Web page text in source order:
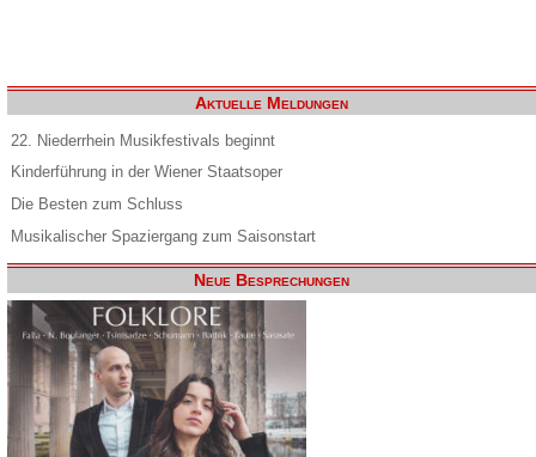
Aktuelle Meldungen
22. Niederrhein Musikfestivals beginnt
Kinderführung in der Wiener Staatsoper
Die Besten zum Schluss
Musikalischer Spaziergang zum Saisonstart
Neue Besprechungen